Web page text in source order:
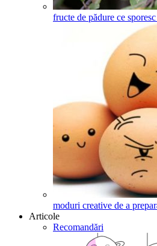
fructe de pădure ce
moduri creative de a
Articole
Recomandări